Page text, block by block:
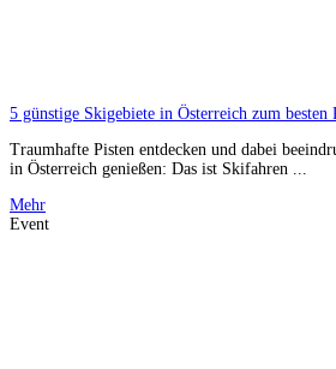
5 günstige Skigebiete in Österreich zum besten
Traumhafte Pisten entdecken und dabei
in Österreich genießen: Das ist Skifahren ...
Mehr
Event